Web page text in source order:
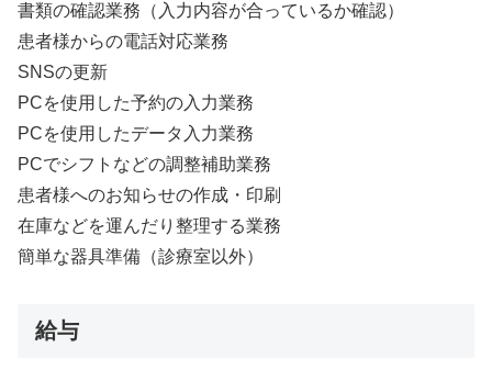
書類の確認業務（入力内容が合っているか確認）
患者様からの電話対応業務
SNSの更新
PCを使用した予約の入力業務
PCを使用したデータ入力業務
PCでシフトなどの調整補助業務
患者様へのお知らせの作成・印刷
在庫などを運んだり整理する業務
簡単な器具準備（診療室以外）
給与